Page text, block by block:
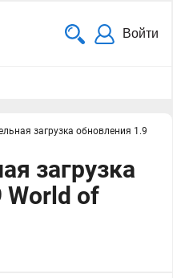
Войти
загрузка обновления 1.9
загрузка
World of